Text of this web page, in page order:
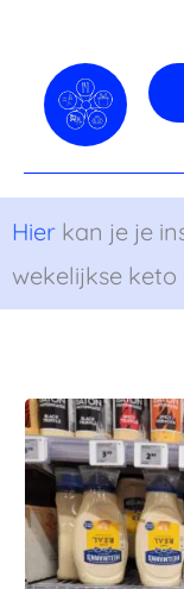
inhoud
Hier kan je je
wekelijkse keto